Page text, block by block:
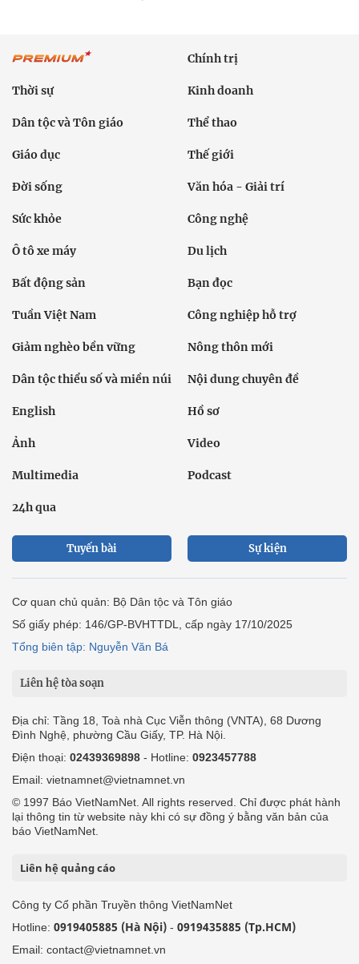
Chính trị
Thời sự Kinh doanh
Dân tộc và Tôn giáo Thể thao
Giáo dục Thế giới
Đời sống Văn hóa - Giải trí
Sức khỏe Công nghệ
Ô tô xe máy Du lịch
Bất động sản Bạn đọc
Tuần Việt Nam Công nghiệp hỗ trợ
Giảm nghèo bền vững Nông thôn mới
Dân tộc thiểu số và miền núi Nội dung chuyên đề
English Hồ sơ
Ảnh Video
Multimedia Podcast
24h qua
Tuyến bài Sự kiện
Cơ quan chủ quản: Bộ Dân tộc và Tôn giáo
Số giấy phép: 146/GP-BVHTTDL, cấp ngày 17/10/2025
Tổng biên tập: Nguyễn Văn Bá
Liên hệ tòa soạn
Địa chỉ: Tầng 18, Toà nhà Cục Viễn thông (VNTA), 68 Dương
Đình Nghệ, phường Cầu Giấy, TP. Hà Nội.
Điện thoại: 02439369898 - Hotline: 0923457788
Email: vietnamnet@vietnamnet.vn
© 1997 Báo VietNamNet. All rights reserved. Chỉ được phát hành
lại thông tin từ website này khi có sự đồng ý bằng văn bản của
báo VietNamNet.
Liên hệ quảng cáo
Công ty Cổ phần Truyền thông VietNamNet
Hotline: 0919405885 (Hà Nội) - 0919435885 (Tp.HCM)
Email: contact@vietnamnet.vn